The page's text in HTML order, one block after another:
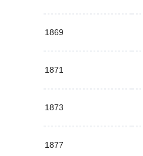
1869
1871
1873
1877